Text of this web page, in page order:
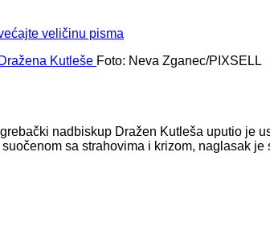
veličinu pisma
Foto: Neva Zganec/PIXSELL
nadbiskup Dražen Kutleša uputio je
sa strahovima i krizom, naglasak